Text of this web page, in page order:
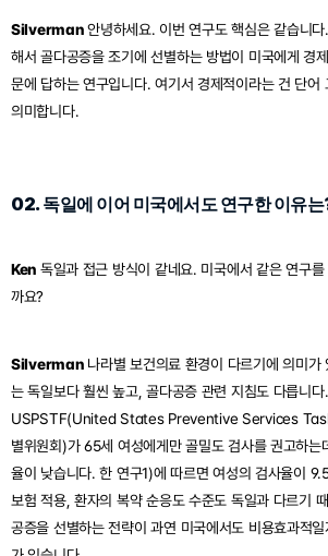
Silverman 안녕하세요. 이번 연구도 핵심은 같습니
해서 골다공증을 조기에 선별하는 방법이 미국에게 경
문에 답하는 연구입니다. 여기서 경제적이라는 건 단어
의미합니다.
02. 독일에 이어 미국에서도 연구한 이유
Ken 독일과 접근 방식이 같네요. 미국에서 같은 연구
까요?
Silverman 나라별 보건의료 환경이 다르기에 의미가
는 독일보다 훨씬 높고, 골다공증 관련 지침도 다릅니
USPSTF(United States Preventive Services
별위원회)가 65세 여성에게만 골밀도 검사를 권고하는
율이 낮습니다. 한 연구1)에 따르면 여성의 검사율이
보험 적용, 환자의 복약 순응도 수준도 독일과 다르기
공증을 선별하는 전략이 과연 미국에서도 비용효과적